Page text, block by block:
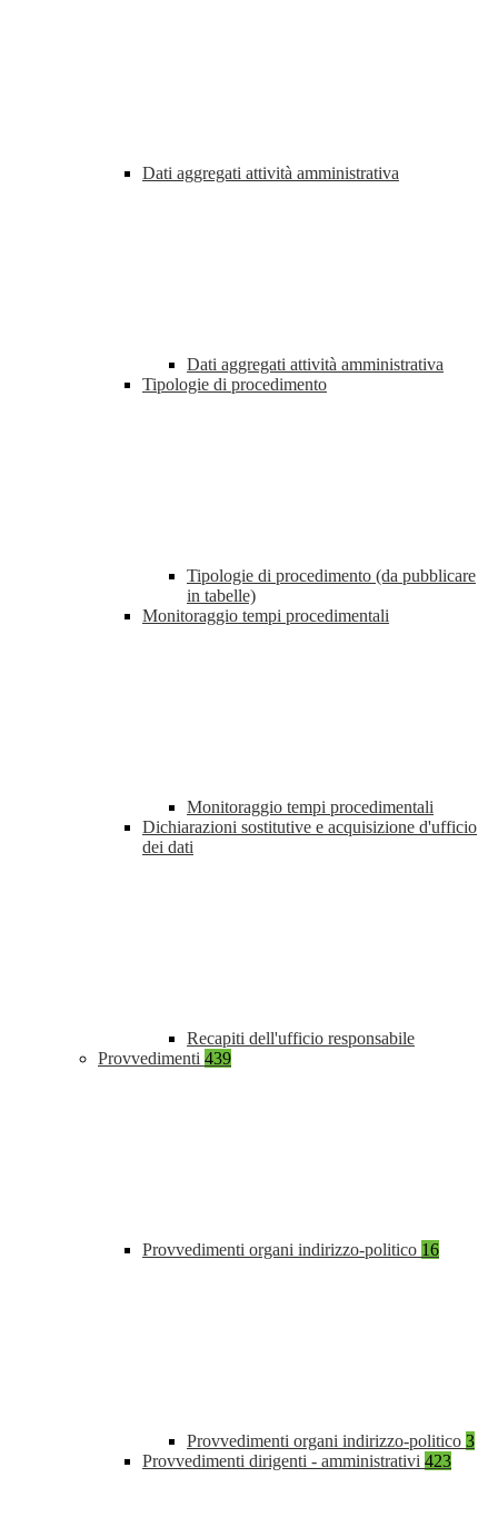
Dati aggregati attività amministrativa
Dati aggregati attività amministrativa
Tipologie di procedimento
Tipologie di procedimento (da pubblicare
in tabelle)
Monitoraggio tempi procedimentali
Monitoraggio tempi procedimentali
Dichiarazioni sostitutive e acquisizione d'ufficio
dei dati
Recapiti dell'ufficio responsabile
Provvedimenti 439
Provvedimenti organi indirizzo-politico 16
Provvedimenti organi indirizzo-politico 3
Provvedimenti dirigenti - amministrativi 423